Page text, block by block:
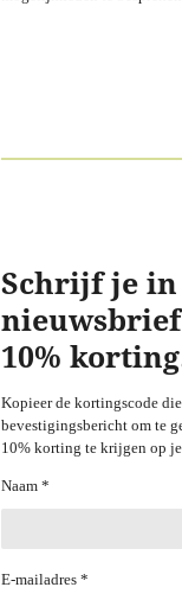
Schrijf je in
10%
Kopieer de kortingscode
bevestigingsbericht om te
10% korting te krijgen op
Naam *
E-mailadres *